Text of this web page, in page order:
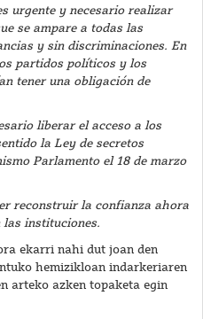
urgente y necesario realizar
se ampare a todas las
y sin discriminaciones. En
partidos políticos y los
tener una obligación de
liberar el acceso a los
la Ley de secretos
Parlamento el 18 de marzo
reconstruir la confianza ahora
instituciones.
ekarri nahi dut joan den
hemizikloan indarkeriaren
arteko azken topaketa egin